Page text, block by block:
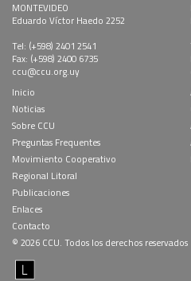
MONTEVIDEO
Eduardo Víctor Haedo 2252
Tel: (+598) 2401 2541
Fax: (+598) 2400 6735
ccu@ccu.org.uy
Inicio
Noticias
Sobre CCU
Preguntas Frequentes
Movimiento Cooperativo
Regional Litoral
Publicaciones
Enlaces
Contacto
© 2026 CCU. Todos los derechos reservados